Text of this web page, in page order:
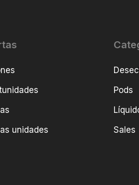
unidades
Pods
Sales